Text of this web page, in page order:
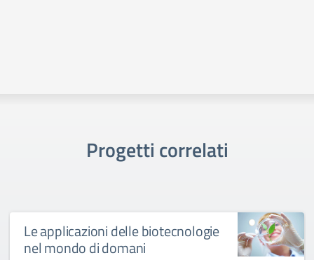
Progetti correlati
Le applicazioni delle biotecnologie
nel mondo di domani